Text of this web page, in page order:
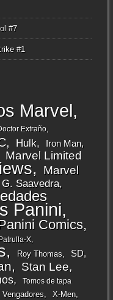
#7
#1
Marvel
Extraño
Hulk Iron Man
Marvel Limited
Marvel
Saavedra
Panini
Comics
Patrulla-X
Roy Thomas SD
Stan Lee
Tomos de tapa
Vengadores X-Men